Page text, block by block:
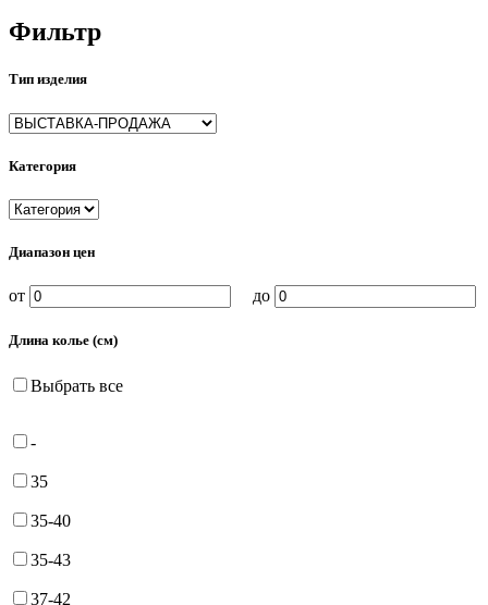
Фильтр
Тип изделия
Категория
Диапазон цен
от до
Длина колье (см)
Выбрать все
-
35
35-40
35-43
37-42